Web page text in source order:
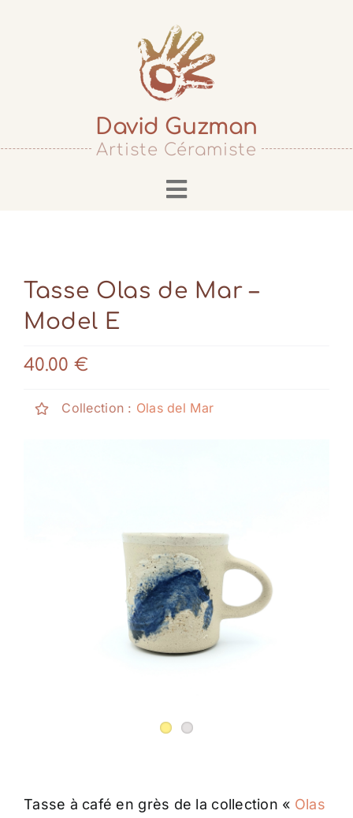
David Guzman
Artiste Céramiste
Toggle
Cours & Stages
Tasse Olas de Mar –
Model E
40.00 €
Collection : Olas del Mar
Tasse à café en grès de la collection « Olas